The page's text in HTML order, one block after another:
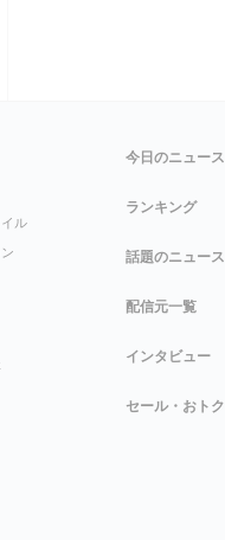
ル
今日のニュース
ランキング
話題のニュース
配信元一覧
インタビュー
セール・おトク